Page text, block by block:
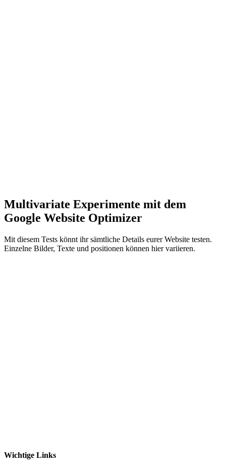
Multivariate Experimente mit dem
Google Website Optimizer
Mit diesem Tests könnt ihr sämtliche Details eurer Website testen.
Einzelne Bilder, Texte und positionen können hier variieren.
Wichtige Links